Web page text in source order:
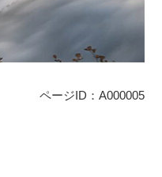
ページID：A000005